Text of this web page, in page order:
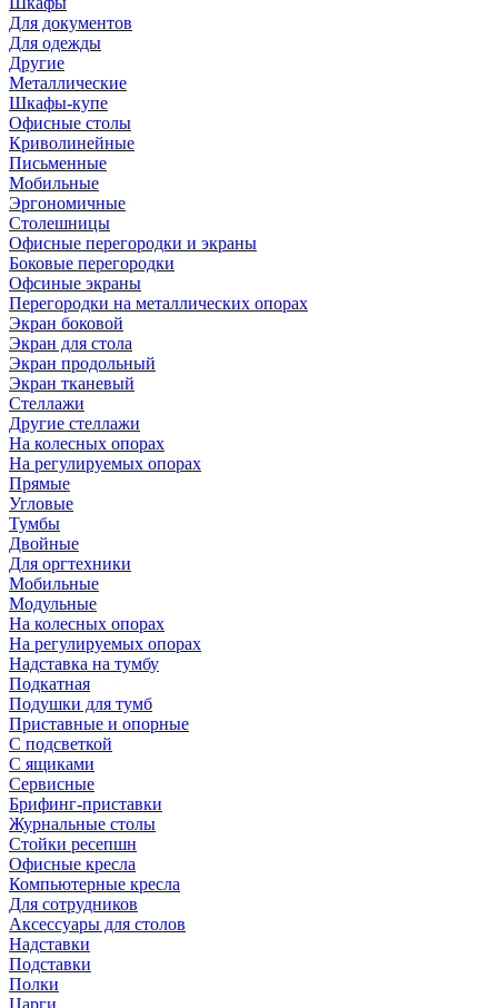
Для документов
Для одежды
Другие
Металлические
Шкафы-купе
Офисные столы
Криволинейные
Письменные
Мобильные
Эргономичные
Столешницы
Офисные перегородки и экраны
Боковые перегородки
Офсиные экраны
Перегородки на металлических опорах
Экран боковой
Экран для стола
Экран продольный
Экран тканевый
Стеллажи
Другие стеллажи
На колесных опорах
На регулируемых опорах
Прямые
Угловые
Тумбы
Двойные
Для оргтехники
Мобильные
Модульные
На колесных опорах
На регулируемых опорах
Надставка на тумбу
Подкатная
Подушки для тумб
Приставные и опорные
С подсветкой
С ящиками
Сервисные
Брифинг-приставки
Журнальные столы
Стойки ресепшн
Офисные кресла
Компьютерные кресла
Для сотрудников
Аксессуары для столов
Надставки
Подставки
Полки
Царги